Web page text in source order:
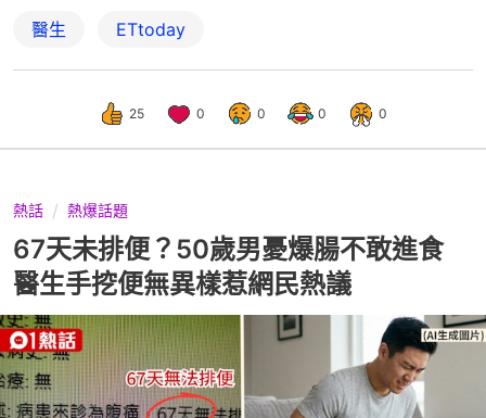
醫生 ETtoday
25 0 0 0 0
熱話 熱爆話題
67天未排便？50歲男憂爆腸不敢進食
醫生手挖便無異樣惹網民熱議